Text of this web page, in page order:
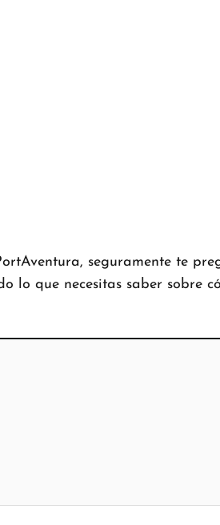
seguramente te
lo que necesitas saber sobre